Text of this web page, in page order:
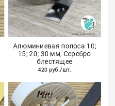
Алюминиевая полоса 10;
15; 20; 30 мм, Серебро
блестящее
420 руб./шт.